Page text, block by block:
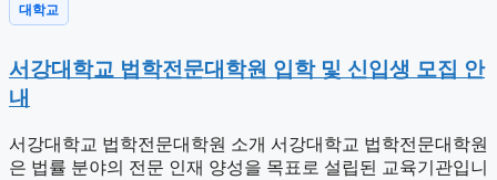
대학교
서강대학교 법학전문대학원 입학 및 신입생 모집 안
내
서강대학교 법학전문대학원 소개 서강대학교 법학전문대학원
은 법률 분야의 전문 인재 양성을 목표로 설립된 교육기관입니